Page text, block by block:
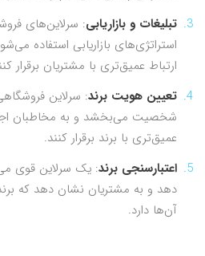
تبلیغات و بازاریابی: سرلاین‌های
استراتژی‌های بازاریابی استفاده
ارتباط عمیق‌تری با مشتریان برقرار
تعیین هویت برند: سرلاین
شخصیت می‌بخشد و به مخاطبان
عمیق‌تری با برند برقرار کنند.
اعتبارسنجی برند: یک سرلاین قوی
دهد و به مشتریان نشان دهد که
آن‌ها دارد.